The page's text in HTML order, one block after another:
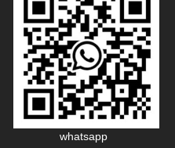
whatsapp